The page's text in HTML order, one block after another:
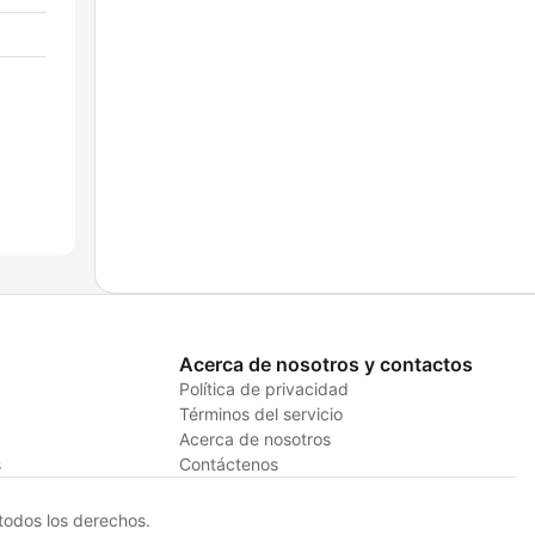
Acerca de nosotros y contactos
Política de privacidad
Términos del servicio
Acerca de nosotros
Contáctenos
los derechos.